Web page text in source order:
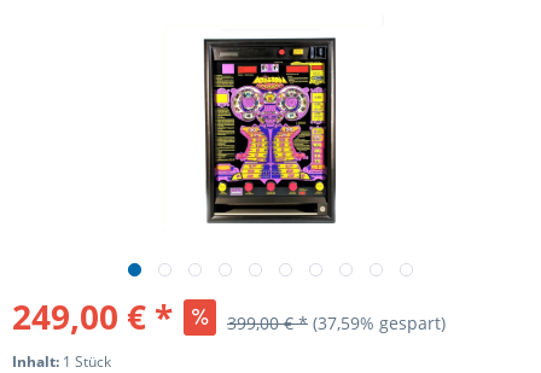
249,00 € * 399,00 € * (37,59% gespart)
Inhalt: 1 Stück